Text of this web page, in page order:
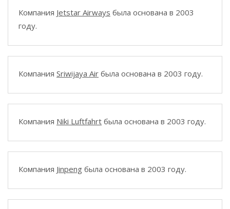
Компания Jetstar Airways была основана в 2003
году.
Компания Sriwijaya Air была основана в 2003 году.
Компания Niki Luftfahrt была основана в 2003 году.
Компания Jinpeng была основана в 2003 году.